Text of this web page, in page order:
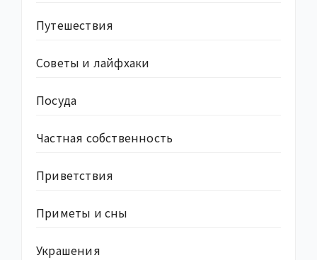
Путешествия
Советы и лайфхаки
Посуда
Частная собственность
Приветствия
Приметы и сны
Украшения